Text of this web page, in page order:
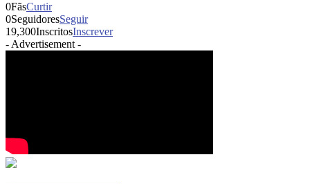
0FãsCurtir
0SeguidoresSeguir
19,300InscritosInscrever
- Advertisement -